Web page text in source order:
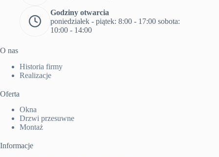
Godziny otwarcia
poniedziałek - piątek: 8:00 - 17:00 sobota:
10:00 - 14:00
O nas
Historia firmy
Realizacje
Oferta
Okna
Drzwi przesuwne
Montaż
Informacje